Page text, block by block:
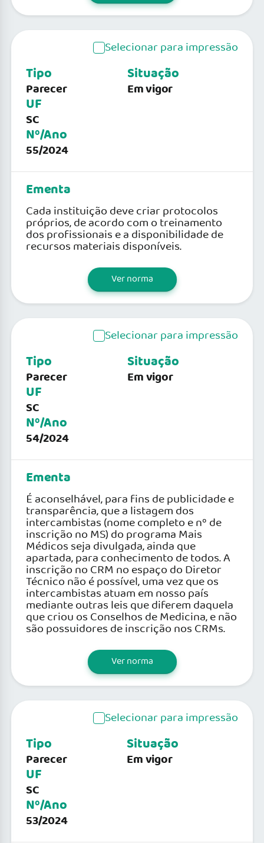
Selecionar para impressão
Tipo
Parecer
UF
SC
Nº/Ano
55/2024
Situação
Em vigor
Ementa
Cada instituição deve criar protocolos
próprios, de acordo com o treinamento
dos profissionais e a disponibilidade de
recursos materiais disponíveis.
Ver norma
Selecionar para impressão
Tipo
Parecer
UF
SC
Nº/Ano
54/2024
Situação
Em vigor
Ementa
É aconselhável, para fins de publicidade e
transparência, que a listagem dos
intercambistas (nome completo e nº de
inscrição no MS) do programa Mais
Médicos seja divulgada, ainda que
apartada, para conhecimento de todos. A
inscrição no CRM no espaço do Diretor
Técnico não é possível, uma vez que os
intercambistas atuam em nosso país
mediante outras leis que diferem daquela
que criou os Conselhos de Medicina, e não
são possuidores de inscrição nos CRMs.
Ver norma
Selecionar para impressão
Tipo
Parecer
UF
SC
Nº/Ano
53/2024
Situação
Em vigor